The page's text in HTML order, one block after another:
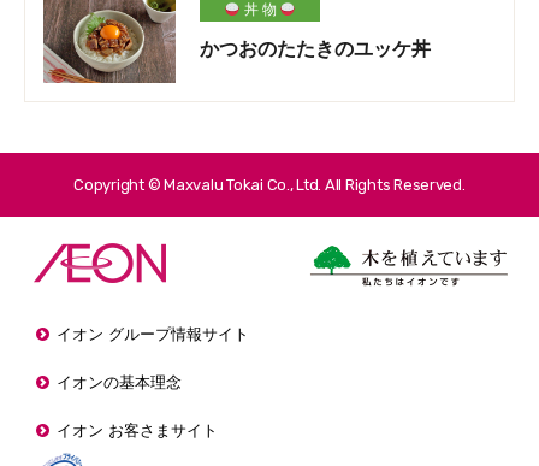
丼 物
かつおのたたきのユッケ丼
Copyright © Maxvalu Tokai Co., Ltd. All Rights Reserved.
イオン グループ情報サイト
イオンの基本理念
イオン お客さまサイト